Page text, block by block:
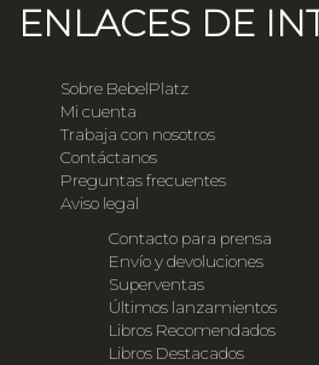
ENLACES DE
Sobre BebelPlatz
Mi cuenta
Trabaja con nosotros
Contáctanos
Preguntas frecuentes
Aviso legal
Contacto para prensa
Envío y devoluciones
Superventas
Últimos lanzamientos
Libros Recomendados
Libros Destacados